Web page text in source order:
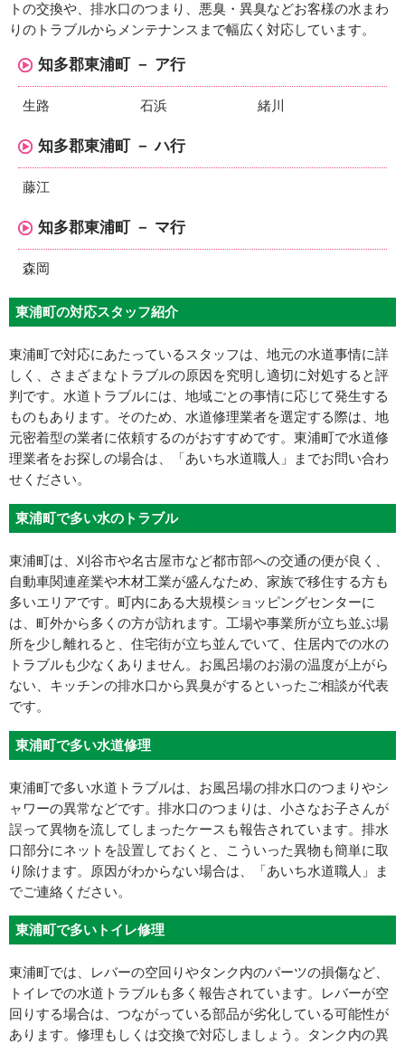
トの交換や、排水口のつまり、悪臭・異臭などお客様の水まわ
りのトラブルからメンテナンスまで幅広く対応しています。
知多郡東浦町 － ア行
生路 石浜 緒川
知多郡東浦町 － ハ行
藤江
知多郡東浦町 － マ行
森岡
東浦町の対応スタッフ紹介
東浦町で対応にあたっているスタッフは、地元の水道事情に詳
しく、さまざまなトラブルの原因を究明し適切に対処すると評
判です。水道トラブルには、地域ごとの事情に応じて発生する
ものもあります。そのため、水道修理業者を選定する際は、地
元密着型の業者に依頼するのがおすすめです。東浦町で水道修
理業者をお探しの場合は、「あいち水道職人」までお問い合わ
せください。
東浦町で多い水のトラブル
東浦町は、刈谷市や名古屋市など都市部への交通の便が良く、
自動車関連産業や木材工業が盛んなため、家族で移住する方も
多いエリアです。町内にある大規模ショッピングセンターに
は、町外から多くの方が訪れます。工場や事業所が立ち並ぶ場
所を少し離れると、住宅街が立ち並んでいて、住居内での水の
トラブルも少なくありません。お風呂場のお湯の温度が上がら
ない、キッチンの排水口から異臭がするといったご相談が代表
です。
東浦町で多い水道修理
東浦町で多い水道トラブルは、お風呂場の排水口のつまりやシ
ャワーの異常などです。排水口のつまりは、小さなお子さんが
誤って異物を流してしまったケースも報告されています。排水
口部分にネットを設置しておくと、こういった異物も簡単に取
り除けます。原因がわからない場合は、「あいち水道職人」ま
でご連絡ください。
東浦町で多いトイレ修理
東浦町では、レバーの空回りやタンク内のパーツの損傷など、
トイレでの水道トラブルも多く報告されています。レバーが空
回りする場合は、つながっている部品が劣化している可能性が
あります。修理もしくは交換で対応しましょう。タンク内の異